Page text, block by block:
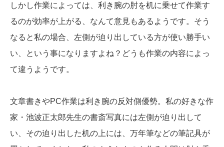
しかし作業によっては、利き腕の肘を机に乗せて作業す
るのが効率が上がる、なんて意見もあるようです。そう
なると私の場合、左側が迫り出している方が使い勝手い
い、という事になりますよね？どうも作業の内容によっ
て違うようです。
文章書きやPC作業は利き腕の反対側優勢。私の好きな作
家・池波正太郎先生の書斎写真には左側が迫り出して
い、その迫り出した机の上には、万年筆などの筆記具が